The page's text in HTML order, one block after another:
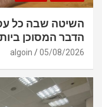
השיטה שבה כל
הדבר המסוכן
05/08/2026
algoin